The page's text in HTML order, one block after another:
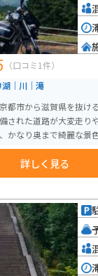
。この模擬天守は、歴
十分です。
（口コミ1件）
湖｜川｜滝
都市から滋賀県を抜け
された道路が大変走り
かなり奥まで綺麗な景
り、オススメです。バ
走って素晴らしい景色
詳しく見る